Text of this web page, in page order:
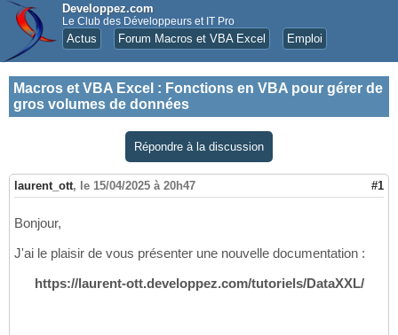
Developpez.com
Le Club des Développeurs et IT Pro
Actus Forum Macros et VBA Excel Emploi
Macros et VBA Excel : Fonctions en VBA pour gérer de
gros volumes de données
Répondre à la discussion
laurent_ott, le 15/04/2025 à 20h47 #1
Bonjour,
J'ai le plaisir de vous présenter une nouvelle documentation :
https://laurent-ott.developpez.com/tutoriels/DataXXL/